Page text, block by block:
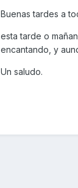
Buenas tardes a
esta tarde o
encantando, y
Un saludo.